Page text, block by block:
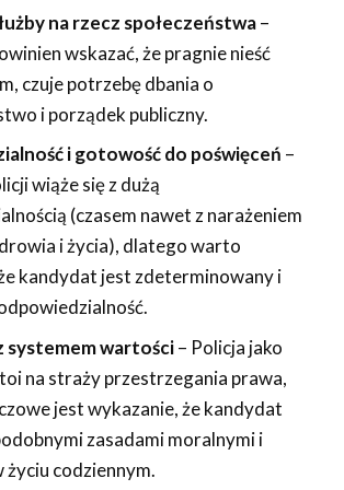
na rzecz społeczeństwa–
wskazać, że pragnie nieść
czuje potrzebę dbania o
i porządek publiczny.
i gotowość do poświęceń –
wiąże się z dużą
(czasem nawet z narażeniem
i życia), dlatego warto
kandydat jest zdeterminowany i
systemem wartości– Policja jako
na straży przestrzegania prawa,
jest wykazanie, że kandydat
zasadami moralnymi i
życiu codziennym.